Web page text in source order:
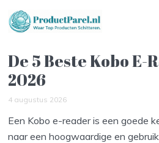
De 5 Beste Kobo E-
2026
4 augustus 2026
Een Kobo e-reader is een goede
naar een hoogwaardige en